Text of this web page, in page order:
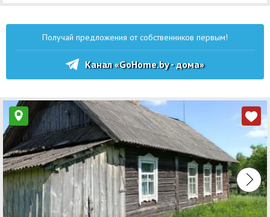
Получай предложения от собственников первым!
Канал «GoHome.by - дома»